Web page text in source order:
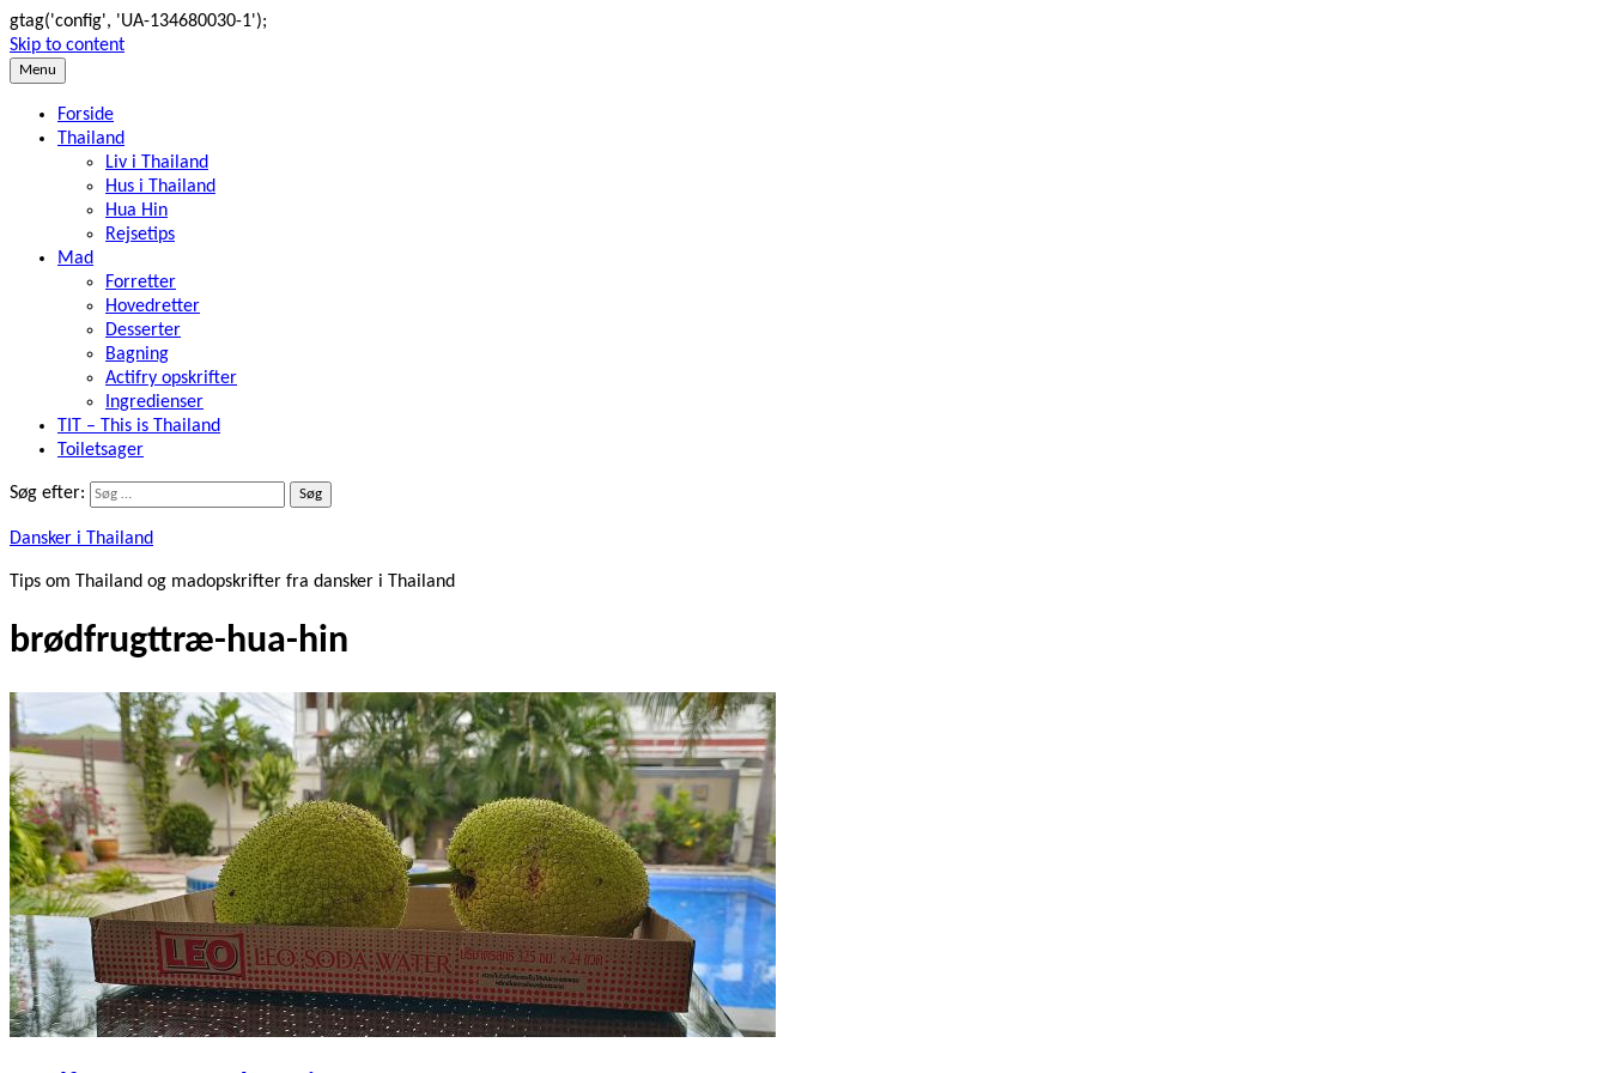
gtag('config', 'UA-134680030-1');
Skip to content
Menu
Forside
Thailand
Liv i Thailand
Hus i Thailand
Hua Hin
Rejsetips
Mad
Forretter
Hovedretter
Desserter
Bagning
Actifry opskrifter
Ingredienser
TIT – This is Thailand
Toiletsager
Søg efter:
Dansker i Thailand
Tips om Thailand og madopskrifter fra dansker i Thailand
brødfrugttræ-hua-hin